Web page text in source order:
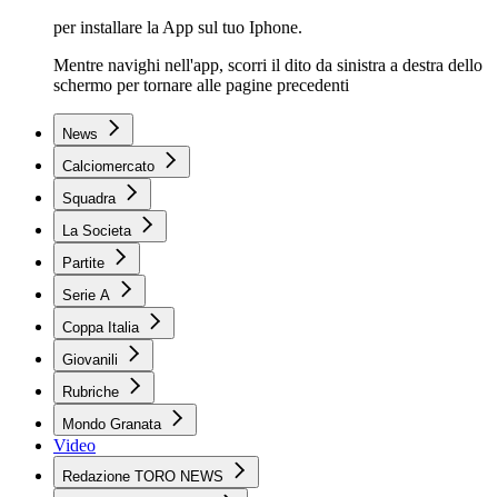
per installare la App sul tuo Iphone.
Mentre navighi nell'app, scorri il dito da sinistra a destra dello
schermo per tornare alle pagine precedenti
News
Calciomercato
Squadra
La Societa
Partite
Serie A
Coppa Italia
Giovanili
Rubriche
Mondo Granata
Video
Redazione TORO NEWS